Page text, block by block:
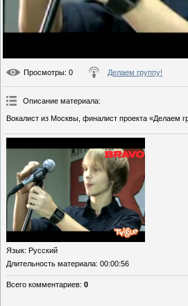
Просмотры: 0 Делаем группу!
Описание материала:
Вокалист из Москвы, финалист проекта «Делаем
Язык: Русский
Длительность материала: 00:00:56
Всего комментариев: 0